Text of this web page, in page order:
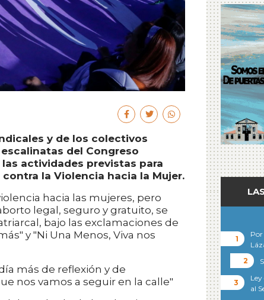
y de los colectivos
del Congreso
actividades previstas para
la Violencia hacia la Mujer.
hacia las mujeres, pero
legal, seguro y gratuito, se
bajo las exclamaciones de
y "Ni Una Menos, Viva nos
más de reflexión y de
nos vamos a seguir en la calle"
Por
al